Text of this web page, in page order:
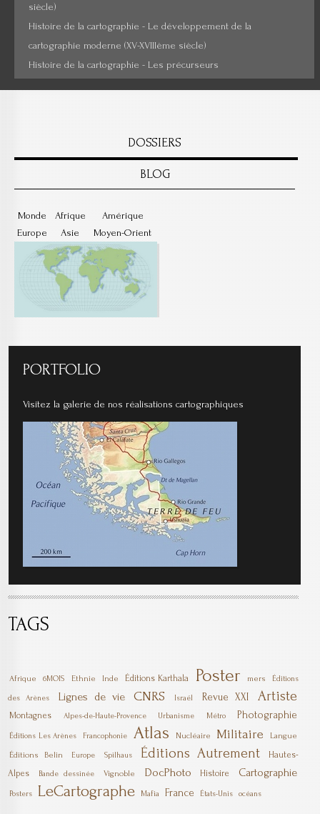
siècle)
Histoire de la cartographie - Le développement de la
cartographie moderne (XV-XVIIIème siècle)
Histoire de la cartographie - Les précurseurs
DOSSIERS
BLOG
Monde
Europe
Afrique
Asie
Amérique
Moyen-Orient
PORTFOLIO
Visitez la galerie de nos réalisations cartographiques
TAGS
Afrique 6MOIS Ethnie Inde Éditions Karthala Poster mers Éditions
des Arènes Lignes de vie CNRS Israël Revue XXI Artiste
Montagnes Alpes-de-Haute-Provence Urbanisme Métro Photographie
Éditions Les Arènes Francophonie Atlas Nucléaire Militaire Langue
Éditions Belin Europe Spilhaus Éditions Autrement
Hautes-
Alpes
Bande dessinée Vignoble DocPhoto Histoire Cartographie
Posters LeCartographe Mafia France États-Unis océans